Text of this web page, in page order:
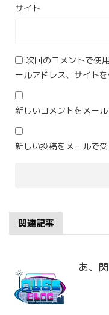
サイト
次回のコメントで使
ールアドレス、サイトを
新しいコメントをメー
新しい投稿をメールで
関連記事
あ、